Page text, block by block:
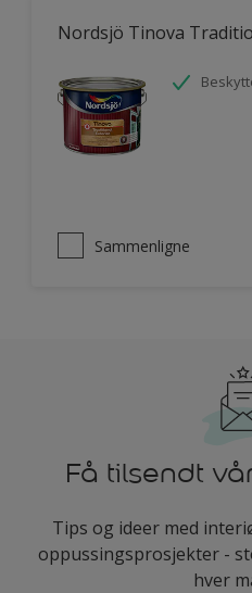
Nordsjö Tinova
Sammenligne
Få tilsendt
Tips og ideer med
oppussingsprosjekter -
hver